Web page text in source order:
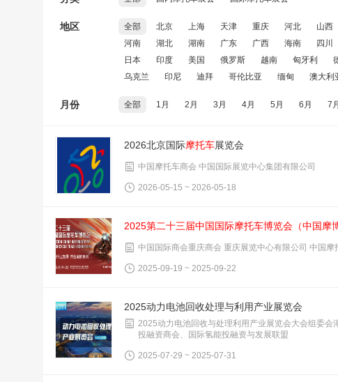
地区 全部 北京 上海 天津 重庆 河北 山西
河南
湖北 湖南 广东 广西 海南 四川
日本
印度 美国 俄罗斯 越南 匈牙利
乌克兰
印尼 迪拜 哥伦比亚 缅甸 澳大利
月份 全部 1月 2月 3月 4月 5月 6月 7月
2026北京国际摩托车展览会
中国摩托车商会 中国国际展览中心集团有限公司
2026-05-15 ~ 2026-05-18
2025第二十三届中国国际摩托车博览会（中国摩
中国国际商会重庆商会 重庆展览中心有限公司 中国摩
2025-09-19 ~ 2025-09-22
2025动力电池回收处理与利用产业展览会
2025动力电池回收与处理利用产业展览会大会组委
投融资商会、国际氢能投融资与发展联盟
2025-07-29 ~ 2025-07-31